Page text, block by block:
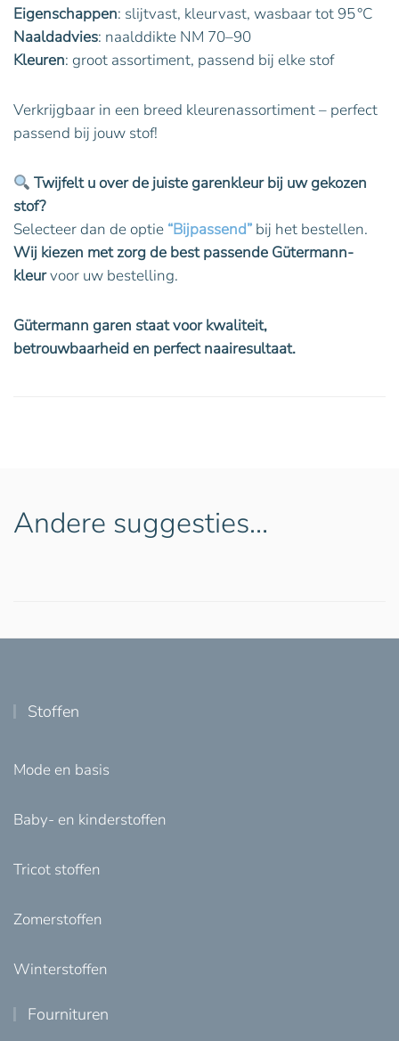
Eigenschappen: slijtvast, kleurvast, wasbaar tot 95 °C
Naaldadvies: naalddikte NM 70–90
Kleuren: groot assortiment, passend bij elke stof
Verkrijgbaar in een breed kleurenassortiment – perfect
passend bij jouw stof!
Twijfelt u over de juiste garenkleur bij uw gekozen
stof?
Selecteer dan de optie “Bijpassend” bij het bestellen.
Wij kiezen met zorg de best passende Gütermann-
kleurvoor uw bestelling.
Gütermann garen staat voor kwaliteit,
betrouwbaarheid en perfect naairesultaat.
Andere suggesties…
Stoffen
Mode en basis
Baby- en kinderstoffen
Tricot stoffen
Zomerstoffen
Winterstoffen
Fournituren